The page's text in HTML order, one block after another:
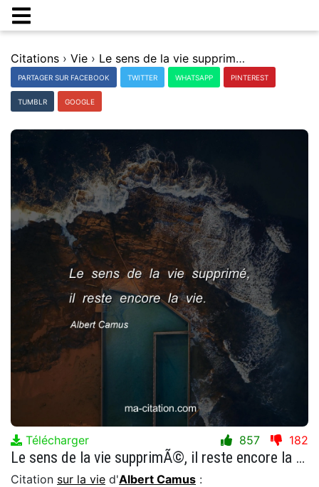
Citations › Vie › Le sens de la vie supprimÃ©, il reste encore la vie.
PARTAGER SUR FACEBOOK TWITTER WHATSAPP PINTEREST
TUMBLR GOOGLE
Télécharger 857 182
Le sens de la vie supprimÃ©, il reste encore la vie.
Citation sur la vie d'Albert Camus :